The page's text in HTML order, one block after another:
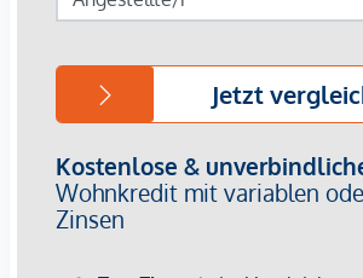
Immobilienunternehmen angeboten.
gegenüber dem anbietenden
geltend zu machen. Wir weisen Sie
unverbindliche Vorabinformationen sind
Gewähr erfolgen. Der Vermittler ist als